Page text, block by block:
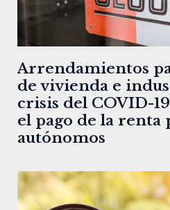
Arrendamientos
de vivienda e
crisis del COVID-
el pago de la renta
autónomos